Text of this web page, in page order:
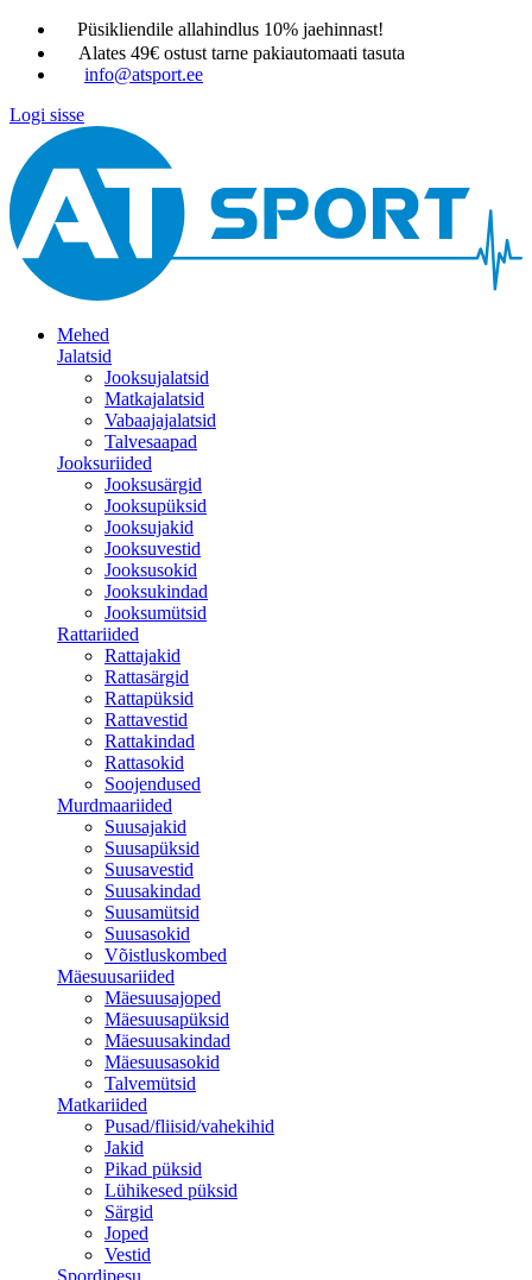
Püsikliendile allahindlus 10% jaehinnast!
Alates 49€ ostust tarne pakiautomaati tasuta
info@atsport.ee
Logi sisse
Mehed
Jalatsid
Jooksujalatsid
Matkajalatsid
Vabaajajalatsid
Talvesaapad
Jooksuriided
Jooksusärgid
Jooksupüksid
Jooksujakid
Jooksuvestid
Jooksusokid
Jooksukindad
Jooksumütsid
Rattariided
Rattajakid
Rattasärgid
Rattapüksid
Rattavestid
Rattakindad
Rattasokid
Soojendused
Murdmaariided
Suusajakid
Suusapüksid
Suusavestid
Suusakindad
Suusamütsid
Suusasokid
Võistluskombed
Mäesuusariided
Mäesuusajoped
Mäesuusapüksid
Mäesuusakindad
Mäesuusasokid
Talvemütsid
Matkariided
Pusad/fliisid/vahekihid
Jakid
Pikad püksid
Lühikesed püksid
Särgid
Joped
Vestid